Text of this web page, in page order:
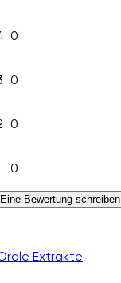
0
0
0
0
Eine Bewertung schreiben
Extrakte